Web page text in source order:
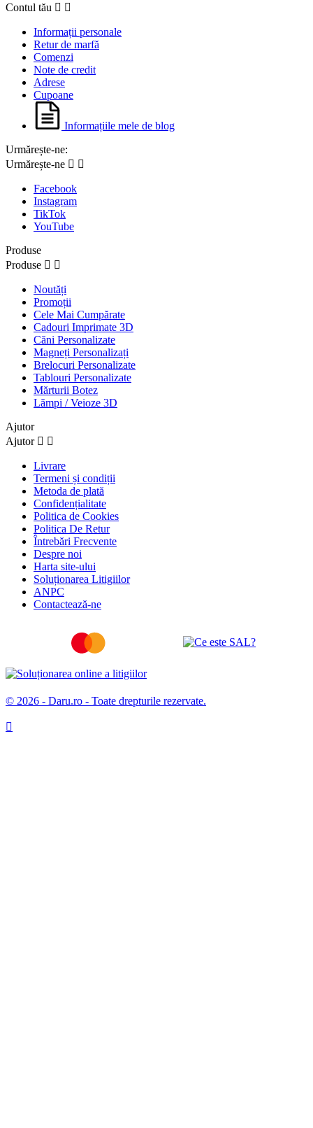
Contul tău  
Informații personale
Retur de marfă
Comenzi
Note de credit
Adrese
Cupoane
Informațiile mele de blog
Urmărește-ne:
Urmărește-ne  
Facebook
Instagram
TikTok
YouTube
Produse
Produse  
Noutăți
Promoții
Cele Mai Cumpărate
Cadouri Imprimate 3D
Căni Personalizate
Magneți Personalizați
Brelocuri Personalizate
Tablouri Personalizate
Mărturii Botez
Lămpi / Veioze 3D
Ajutor
Ajutor  
Livrare
Termeni și condiții
Metoda de plată
Confidențialitate
Politica de Cookies
Politica De Retur
Întrebări Frecvente
Despre noi
Harta site-ului
Soluționarea Litigiilor
ANPC
Contactează-ne
© 2026 - Daru.ro - Toate drepturile rezervate.
